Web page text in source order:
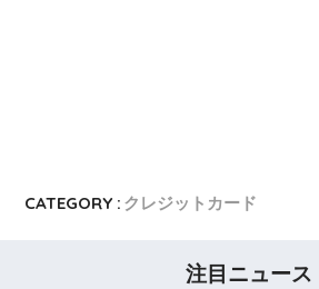
CATEGORY : クレジットカード
注目ニュース